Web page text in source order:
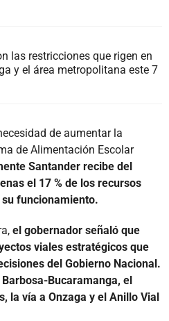
las restricciones que rigen en
y el área metropolitana este 7
de aumentar la
de Alimentación Escolar
Santander recibe del
el 17 % de los recursos
funcionamiento.
el gobernador señaló que
viales estratégicos que
del Gobierno Nacional.
Bucaramanga, el
la vía a Onzaga y el Anillo Vial